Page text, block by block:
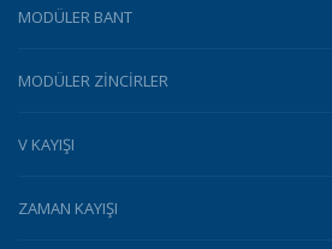
MODÜLER BANT
MODÜLER ZINCIRLER
V KAYIŞI
ZAMAN KAYIŞI